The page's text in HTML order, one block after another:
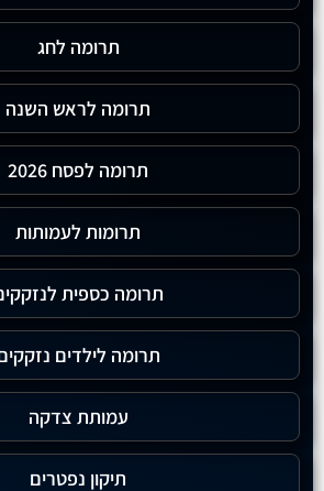
תרומה לחג
תרומה לראש השנה
תרומה לפסח 2026
תרומות לעמותות
תרומה כספית לנזקקים
תרומה לילדים נזקקים
עמותת צדקה
תיקון נפטרים